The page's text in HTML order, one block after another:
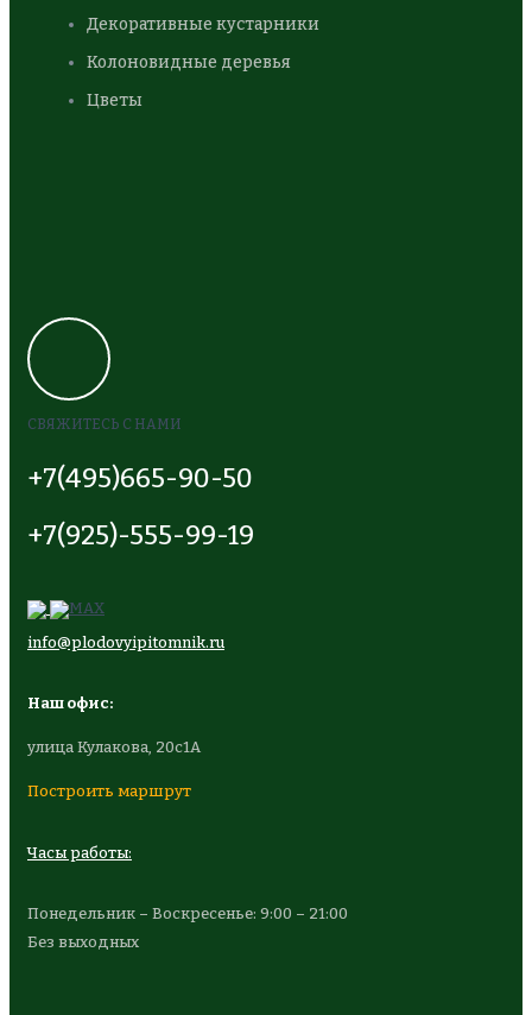
Декоративные кустарники
Колоновидные деревья
Цветы
СВЯЖИТЕСЬ С НАМИ
+7(495)665-90-50
+7(925)-555-99-19
info@plodovyipitomnik.ru
Наш офис:
улица Кулакова, 20с1А
Построить маршрут
Часы работы:
Понедельник – Воскресенье: 9:00 – 21:00
Без выходных